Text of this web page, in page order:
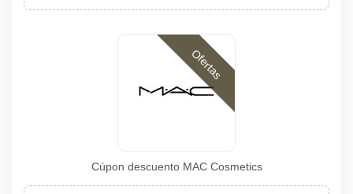
Ofertas
Cúpon descuento MAC Cosmetics